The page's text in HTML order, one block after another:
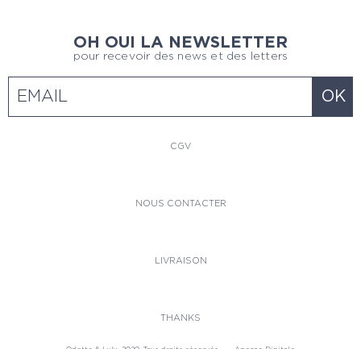
OH OUI LA NEWSLETTER
pour recevoir des news et des letters
CGV
NOUS CONTACTER
LIVRAISON
THANKS